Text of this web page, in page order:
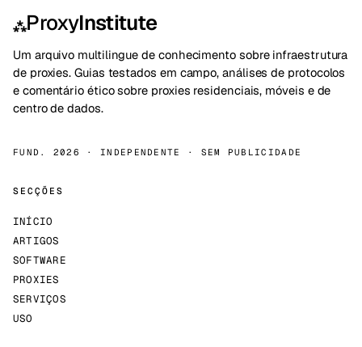
⁂ProxyInstitute
Um arquivo multilingue de conhecimento sobre infraestrutura
de proxies. Guias testados em campo, análises de protocolos
e comentário ético sobre proxies residenciais, móveis e de
centro de dados.
FUND. 2026 · INDEPENDENTE · SEM PUBLICIDADE
SECÇÕES
INÍCIO
ARTIGOS
SOFTWARE
PROXIES
SERVIÇOS
USO